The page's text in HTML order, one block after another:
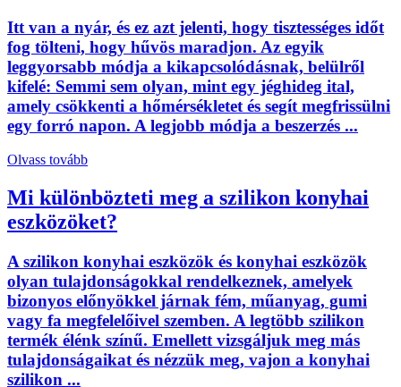
Itt van a nyár, és ez azt jelenti, hogy tisztességes időt
fog tölteni, hogy hűvös maradjon. Az egyik
leggyorsabb módja a kikapcsolódásnak, belülről
kifelé: Semmi sem olyan, mint egy jéghideg ital,
amely csökkenti a hőmérsékletet és segít megfrissülni
egy forró napon. A legjobb módja a beszerzés ...
Olvass tovább
Mi különbözteti meg a szilikon konyhai
eszközöket?
A szilikon konyhai eszközök és konyhai eszközök
olyan tulajdonságokkal rendelkeznek, amelyek
bizonyos előnyökkel járnak fém, műanyag, gumi
vagy fa megfelelőivel szemben. A legtöbb szilikon
termék élénk színű. Emellett vizsgáljuk meg más
tulajdonságaikat és nézzük meg, vajon a konyhai
szilikon ...